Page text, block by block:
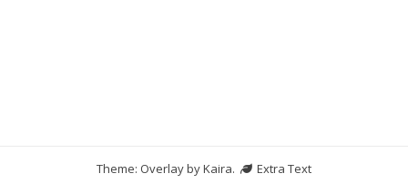
Theme: Overlay byKaira.
Extra Text